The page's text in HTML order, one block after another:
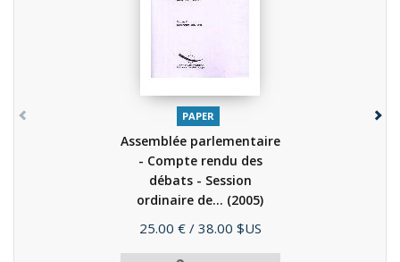
PAPER
Assemblée parlementaire
- Compte rendu des
débats - Session
ordinaire de... (2005)
Price
25.00 € / 38.00 $US